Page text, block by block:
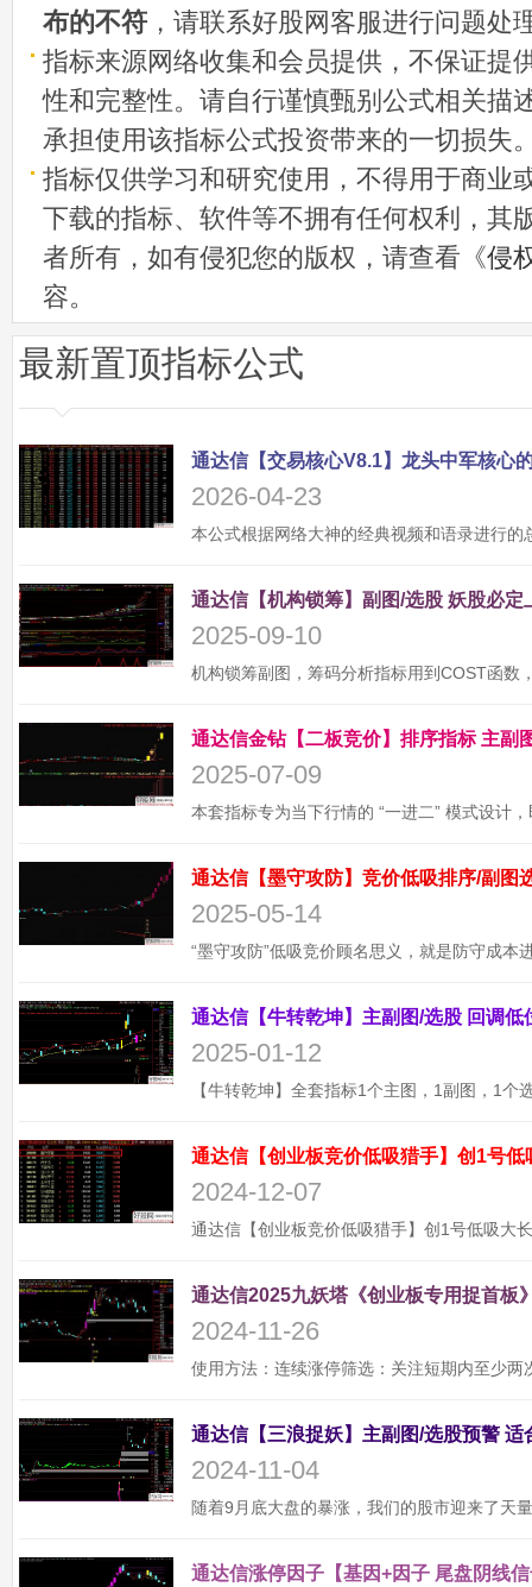
布的不符 ，请联系好股网客服进行问题处
指标来源网络收集和会员提供，不保证提
性和完整性。请自行谨慎甄别公式相关描
承担使用该指标公式投资带来的一切损失
指标仅供学习和研究使用，不得用于商业
下载的指标、软件等不拥有任何权利，其
者所有，如有侵犯您的版权，请查看《侵
容。
最新置顶指标公式
2026-04-23
2025-09-10
2025-07-09
2025-05-14
2025-01-12
通达信【创业板竞价低吸猎手】创1号
2024-12-07
通达信2025九妖塔《创业板专用捉首板
2024-11-26
2024-11-04
通达信涨停因子【基因+因子 尾盘阴线